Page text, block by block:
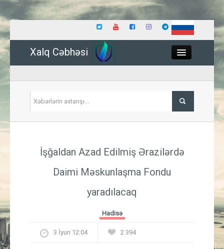
Xalq Cəbhəsi
İqtisadiyyat
Güney Azərbaycan
İşğaldan Azad Edilmiş Ərazilərdə
Daimi Məskunlaşma Fondu
yaradılacaq
Hadisə
3 İyun 12:04 2 394